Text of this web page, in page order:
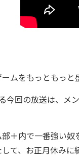
ムをもっともっと
今回の放送は、メ
＋内で一番強い奴
て、お正月休みに